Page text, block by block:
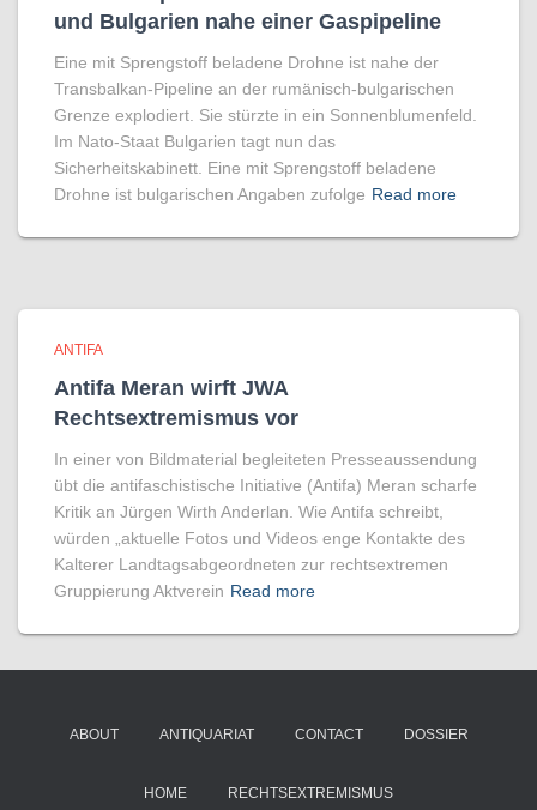
und Bulgarien nahe einer Gaspipeline
Eine mit Sprengstoff beladene Drohne ist nahe der
Transbalkan-Pipeline an der rumänisch-bulgarischen
Grenze explodiert. Sie stürzte in ein Sonnenblumenfeld.
Im Nato-Staat Bulgarien tagt nun das
Sicherheitskabinett. Eine mit Sprengstoff beladene
Drohne ist bulgarischen Angaben zufolge Read more
ANTIFA
Antifa Meran wirft JWA
Rechtsextremismus vor
In einer von Bildmaterial begleiteten Presseaussendung
übt die antifaschistische Initiative (Antifa) Meran scharfe
Kritik an Jürgen Wirth Anderlan. Wie Antifa schreibt,
würden „aktuelle Fotos und Videos enge Kontakte des
Kalterer Landtagsabgeordneten zur rechtsextremen
Gruppierung Aktverein Read more
ABOUT ANTIQUARIAT CONTACT DOSSIER
HOME RECHTSEXTREMISMUS